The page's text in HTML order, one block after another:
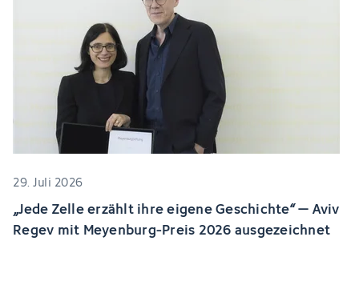
29. Juli 2026
„Jede Zelle erzählt ihre eigene Geschichte“ – Aviv
Regev mit Meyenburg-Preis 2026 ausgezeichnet